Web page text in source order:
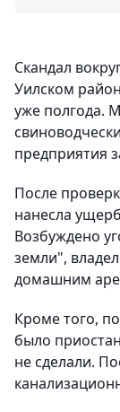
Скандал
Уилском
уже полгода.
предприятия
После
нанесла
Возбуждено
земли",
домашним
Кроме того,
было
не сделали.